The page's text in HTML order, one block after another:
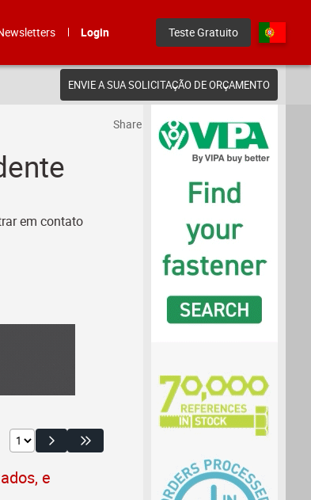
Login Teste Gratuito
ENVIE A SUA SOLICITAÇÃO DE ORÇAMENTO
em contato
e
Share